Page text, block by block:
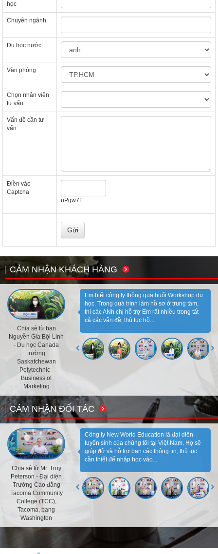
học
Chuyên ngành
Du học nước
Văn phòng
Chọn nhân viên
tư vấn
Vấn đề cần tư
vấn
Điền vào
Captcha
uPgw7F
CẢM NHẬN KHÁCH HÀNG
Chia sẻ từ bạn
Nguyễn Gia Bội Linh
- Du học Canada
trường
Saskatchewan
Polytechnic -
Business of
Marketing
Em biết công ty thông qua buổi Workshop du
học. Trong quá trình làm hồ sơ ở trung tâm,
thì các ANh chị hỗ trợ Em rất nhiều trong tất
cả các vấn đề, thủ tục hồ...
CẢM NHẬN ĐỐI TÁC
Chia sẻ từ Mr. Troy
Peterson - Đại diện
Trường Cao đẳng
Tacoma Community
College (TCC),
Tacoma, bang
Washington
Công ty New World Education là đại diện
tuyển sinh của chúng tôi tại Việt Nam. Họ sẽ
giúp đỡ và hỗ trợ bạn các thông tin, thủ tục
cần thiết để nhập học vào...